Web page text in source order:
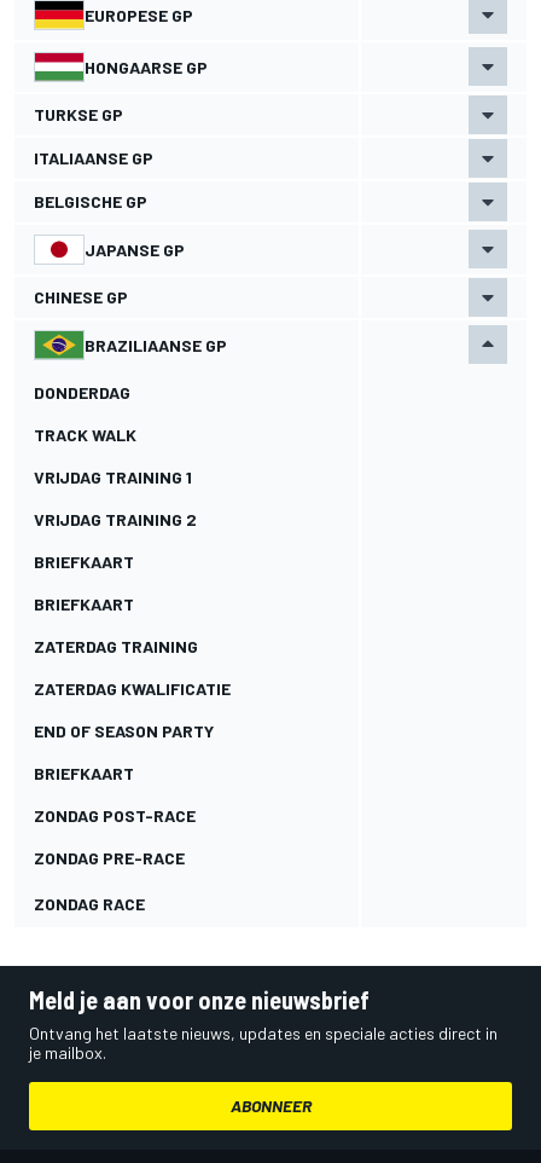
EUROPESE GP
HONGAARSE GP
TURKSE GP
ITALIAANSE GP
BELGISCHE GP
JAPANSE GP
CHINESE GP
BRAZILIAANSE GP
DONDERDAG
TRACK WALK
VRIJDAG TRAINING 1
VRIJDAG TRAINING 2
BRIEFKAART
BRIEFKAART
ZATERDAG TRAINING
ZATERDAG KWALIFICATIE
END OF SEASON PARTY
BRIEFKAART
ZONDAG POST-RACE
ZONDAG PRE-RACE
ZONDAG RACE
Meld je aan voor onze nieuwsbrief
Ontvang het laatste nieuws, updates en speciale acties direct in
je mailbox.
ABONNEER